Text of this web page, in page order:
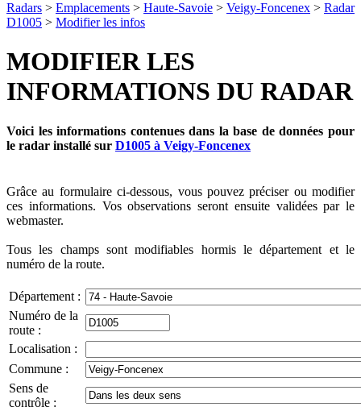
Radars > Emplacements > Haute-Savoie > Veigy-Foncenex > Radar
D1005 > Modifier les infos
MODIFIER LES
INFORMATIONS DU RADAR
Voici les informations contenues dans la base de données pour
le radar installé sur D1005 à Veigy-Foncenex
Grâce au formulaire ci-dessous, vous pouvez préciser ou modifier
ces informations. Vos observations seront ensuite validées par le
webmaster.
Tous les champs sont modifiables hormis le département et le
numéro de la route.
Département :
Numéro de la
route :
Localisation :
Commune :
Sens de
contrôle :